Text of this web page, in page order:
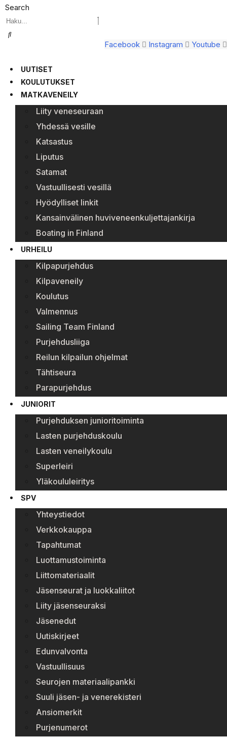
Search
Facebook Instagram Youtube
UUTISET
KOULUTUKSET
MATKAVENEILY
Liity veneseuraan
Yhdessä vesille
Katsastus
Liputus
Satamat
Vastuullisesti vesillä
Hyödylliset linkit
Kansainvälinen huviveneenkuljettajankirja
Boating in Finland
URHEILU
Kilpapurjehdus
Kilpaveneily
Koulutus
Valmennus
Sailing Team Finland
Purjehdusliiga
Reilun kilpailun ohjelmat
Tähtiseura
Parapurjehdus
JUNIORIT
Purjehduksen junioritoiminta
Lasten purjehduskoulu
Lasten veneilykoulu
Superleiri
Yläkoululeiritys
SPV
Yhteystiedot
Verkkokauppa
Tapahtumat
Luottamustoiminta
Liittomateriaalit
Jäsenseurat ja luokkaliitot
Liity jäsenseuraksi
Jäsenedut
Uutiskirjeet
Edunvalvonta
Vastuullisuus
Seurojen materiaalipankki
Suuli jäsen- ja venerekisteri
Ansiomerkit
Purjenumerot